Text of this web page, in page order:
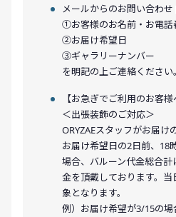
メールからのお問い合わせ
①お客様のお名前・お電話
②お届け希望日
③ギャラリーナンバー
を明記の上ご連絡ください。
【お急ぎでご利用のお客様
＜出張装飾のご対応＞
ORYZAEスタッフがお届け
お届け希望日の2日前、18
場合、バルーン代金総合
金を頂戴しております。
象となります。
例）お届け希望が3/15の